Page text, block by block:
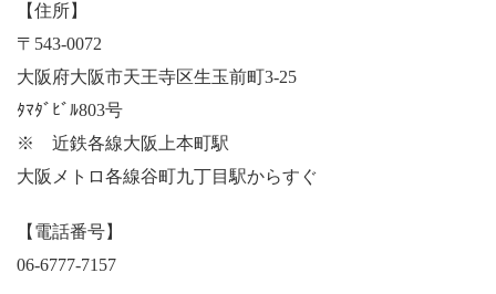
【住所】
〒543-0072
大阪府大阪市天王寺区生玉前町3-25
ﾀﾏﾀﾞﾋﾞﾙ803号
※ 近鉄各線大阪上本町駅
大阪メトロ各線谷町九丁目駅からすぐ
【電話番号】
06-6777-7157